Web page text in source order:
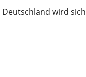
wird sich